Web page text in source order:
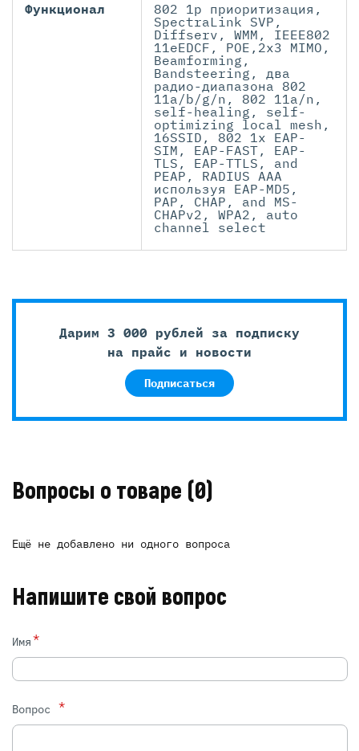
Функционал
802 1p приоритизация,
SpectraLink SVP,
Diffserv, WMM, IEEE802
11eEDCF, POE,2x3 MIMO,
Beamforming,
Bandsteering, два
радио-диапазона 802
11a/b/g/n, 802 11a/n,
self-healing, self-
optimizing local mesh,
16SSID, 802 1x EAP-
SIM, EAP-FAST, EAP-
TLS, EAP-TTLS, and
PEAP, RADIUS AAA
используя EAP-MD5,
PAP, CHAP, and MS-
CHAPv2, WPA2, auto
channel select
Дарим 3 000 рублей за подписку
на прайс и новости
Подписаться
Вопросы о товаре (0)
Ещё не добавлено ни одного вопроса
Напишите свой вопрос
Имя*
Вопрос *